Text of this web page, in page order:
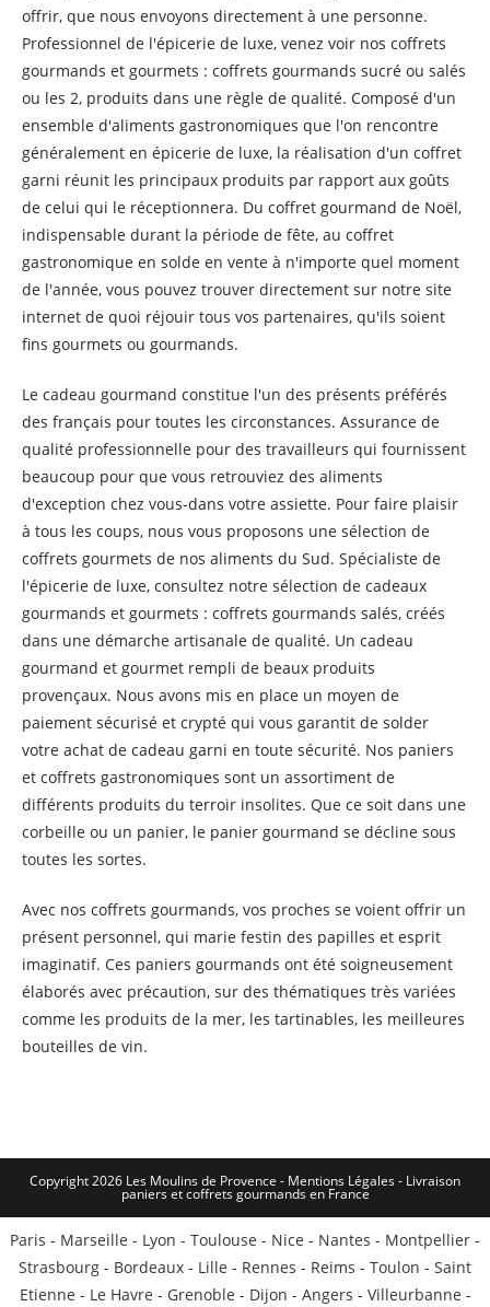
offrir, que nous envoyons directement à une personne.
Professionnel de l'épicerie de luxe, venez voir nos coffrets
gourmands et gourmets : coffrets gourmands sucré ou salés
ou les 2, produits dans une règle de qualité. Composé d'un
ensemble d'aliments gastronomiques que l'on rencontre
généralement en épicerie de luxe, la réalisation d'un coffret
garni réunit les principaux produits par rapport aux goûts
de celui qui le réceptionnera. Du coffret gourmand de Noël,
indispensable durant la période de fête, au coffret
gastronomique en solde en vente à n'importe quel moment
de l'année, vous pouvez trouver directement sur notre site
internet de quoi réjouir tous vos partenaires, qu'ils soient
fins gourmets ou gourmands.
Le cadeau gourmand constitue l'un des présents préférés
des français pour toutes les circonstances. Assurance de
qualité professionnelle pour des travailleurs qui fournissent
beaucoup pour que vous retrouviez des aliments
d'exception chez vous-dans votre assiette. Pour faire plaisir
à tous les coups, nous vous proposons une sélection de
coffrets gourmets de nos aliments du Sud. Spécialiste de
l'épicerie de luxe, consultez notre sélection de cadeaux
gourmands et gourmets : coffrets gourmands salés, créés
dans une démarche artisanale de qualité. Un cadeau
gourmand et gourmet rempli de beaux produits
provençaux. Nous avons mis en place un moyen de
paiement sécurisé et crypté qui vous garantit de solder
votre achat de cadeau garni en toute sécurité. Nos paniers
et coffrets gastronomiques sont un assortiment de
différents produits du terroir insolites. Que ce soit dans une
corbeille ou un panier, le panier gourmand se décline sous
toutes les sortes.
Avec nos coffrets gourmands, vos proches se voient offrir un
présent personnel, qui marie festin des papilles et esprit
imaginatif. Ces paniers gourmands ont été soigneusement
élaborés avec précaution, sur des thématiques très variées
comme les produits de la mer, les tartinables, les meilleures
bouteilles de vin.
Copyright 2026 Les Moulins de Provence - Mentions Légales - Livraison
paniers et coffrets gourmands en France
Paris - Marseille - Lyon - Toulouse - Nice - Nantes - Montpellier -
Strasbourg - Bordeaux - Lille - Rennes - Reims - Toulon - Saint
Etienne - Le Havre - Grenoble - Dijon - Angers - Villeurbanne -